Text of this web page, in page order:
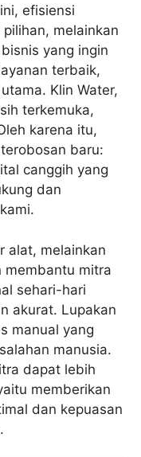
efisiensi
melainkan
yang ingin
terbaik,
Klin Water,
terkemuka,
karena itu,
baru:
canggih yang
dan
alat, melainkan
membantu mitra
sehari-hari
akurat. Lupakan
manual yang
manusia.
dapat lebih
memberikan
dan kepuasan